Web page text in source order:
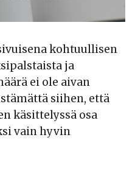
kohtuullisen
ja
ei ole aivan
siihen, että
käsittelyssä osa
vain hyvin